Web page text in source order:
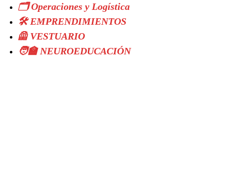
🗂️ Operaciones y Logística
🛠️ EMPRENDIMIENTOS
🦺 VESTUARIO
🧑‍🏫 NEUROEDUCACIÓN